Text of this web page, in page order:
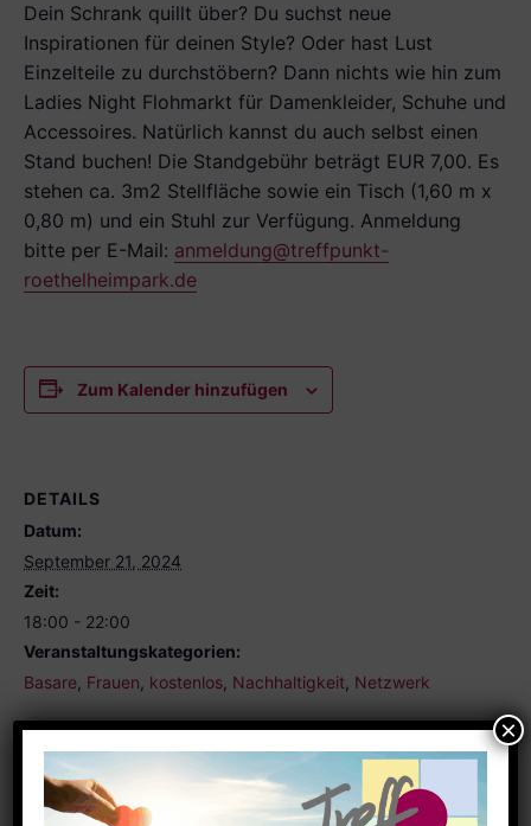
Dein Schrank quillt über? Du suchst neue
Inspirationen für deinen Style? Oder hast Lust
Einzelteile zu durchstöbern? Dann nichts wie hin zum
Ladies Night Flohmarkt für Damenkleider, Schuhe und
Accessoires. Natürlich kannst du auch selbst einen
Stand buchen! Die Standgebühr beträgt EUR 7,00. Es
stehen ca. 3m2 Stellfläche sowie ein Tisch (1,60 m x
0,80 m) und ein Stuhl zur Verfügung. Anmeldung
bitte per E-Mail: anmeldung@treffpunkt-
roethelheimpark.de
Zum Kalender hinzufügen
DETAILS
Datum:
September 21, 2024
Zeit:
18:00 - 22:00
Veranstaltungskategorien:
Basare, Frauen, kostenlos, Nachhaltigkeit, Netzwerk
Ähnliche Veranstaltungen